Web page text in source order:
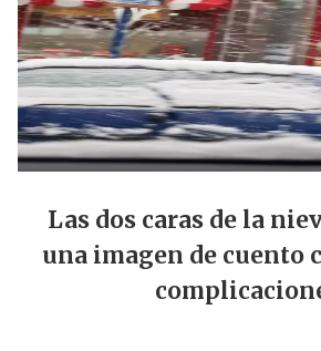
Las dos caras de la
una imagen de cuento